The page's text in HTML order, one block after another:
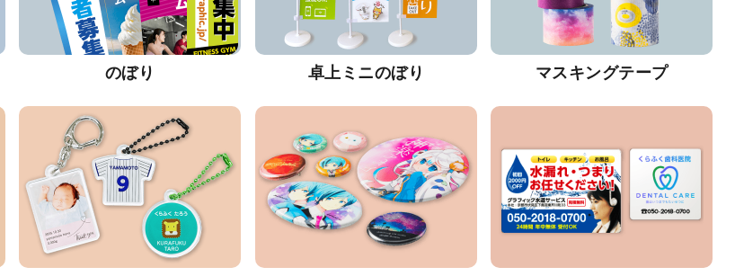
のぼり 卓上ミニのぼり マスキングテープ